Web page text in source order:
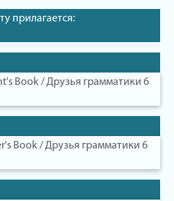
прилагается:
Book / Друзья грамматики 6
Book / Друзья грамматики 6